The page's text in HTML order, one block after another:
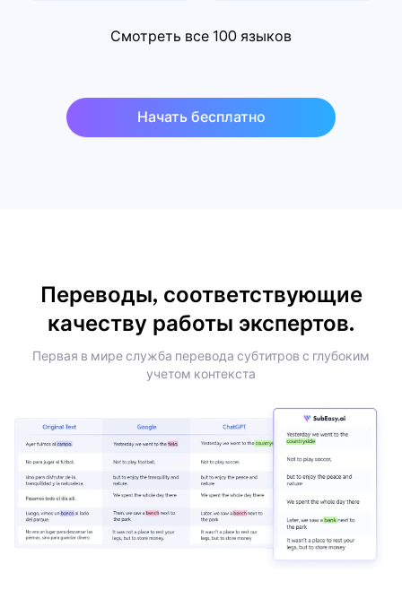
Смотреть все 100 языков
Начать бесплатно
Переводы, соответствующие
качеству работы экспертов.
Первая в мире служба перевода субтитров с глубоким
учетом контекста